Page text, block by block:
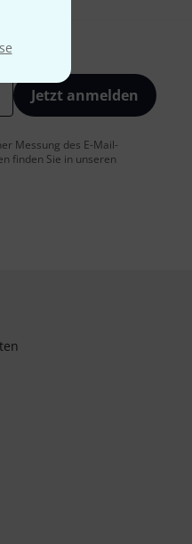
Jetzt anmelden
Messung des E-Mail-
finden Sie in unseren